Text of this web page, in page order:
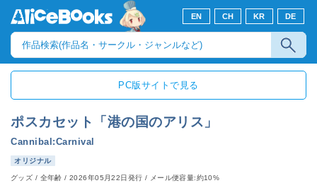
EN CH KR DE
PC版サイトで見る
ポスカセット「港の国のアリス」
Cannibal:Carnival
オリジナル
グッズ / 全年齢/2026年05月22日発行 / メール便容量:約10%